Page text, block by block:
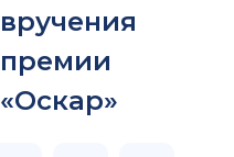
вручения
премии
«Оскар»